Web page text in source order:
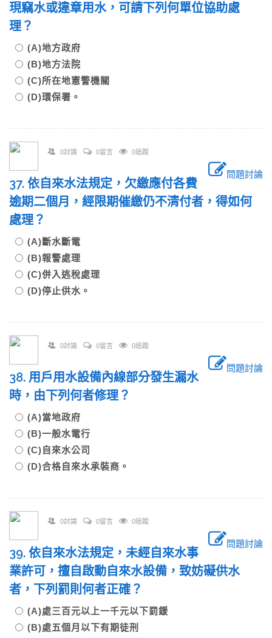
現竊水或違章用水，可請下列何單位協助處
理？
(A)地方政府
(B)地方法院
(C)所在地憲警機關
(D)環保署。
0討論 0留言 0追蹤
問題討論
37. 依自來水法規定，欠繳應付各費
逾期二個月，經限期催繳仍不清付者，得如何
處理？
(A)斷水斷電
(B)報警處理
(C)併入逃稅處理
(D)停止供水。
0討論 0留言 0追蹤
問題討論
38. 用戶用水設備內線部分發生漏水
時，由下列何者修理？
(A)當地政府
(B)一般水電行
(C)自來水公司
(D)合格自來水承裝商。
0討論 0留言 0追蹤
問題討論
39. 依自來水法規定，未經自來水事
業許可，擅自啟動自來水設備，致妨礙供水
者，下列罰則何者正確？
(A)處三百元以上一千元以下罰鍰
(B)處五個月以下有期徒刑